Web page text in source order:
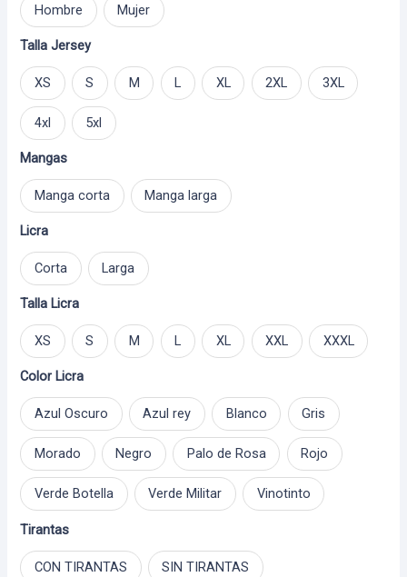
Hombre Mujer
Talla Jersey
XS S M L XL 2XL 3XL
4xl 5xl
Mangas
Manga corta Manga larga
Licra
Corta Larga
Talla Licra
XS S M L XL XXL XXXL
Color Licra
Azul Oscuro Azul rey Blanco Gris
Morado Negro Palo de Rosa Rojo
Verde Botella Verde Militar Vinotinto
Tirantas
CON TIRANTAS SIN TIRANTAS